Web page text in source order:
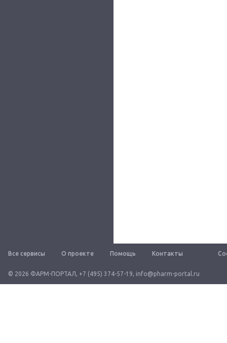
Все сервисы О проекте Помощь Контакты
© 2026 ФАРМ-ПОРТАЛ, +7 (495) 374-57-19, info@pharm-portal.ru